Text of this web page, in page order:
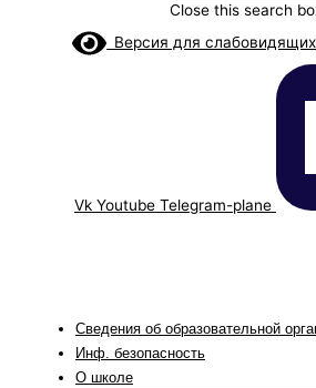
Close this search
Версия для слабовидящих
Vk Youtube Telegram-plane
Сведения об образовательной
Инф. безопасность
О школе